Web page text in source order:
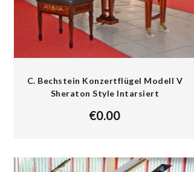
C. Bechstein Konzertflügel Modell V
Sheraton Style Intarsiert
€0.00